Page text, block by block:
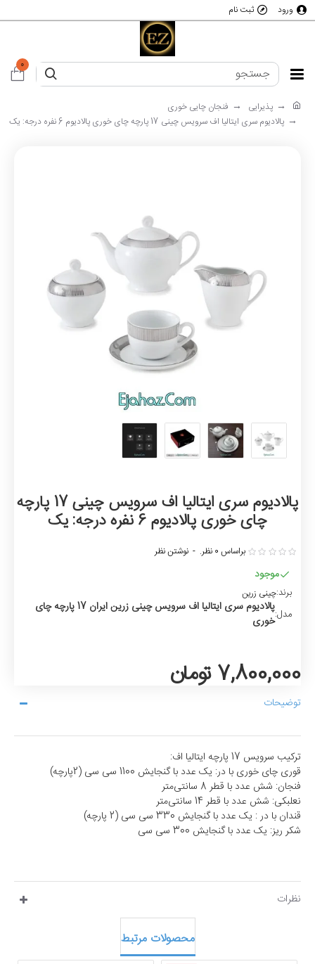
ورود ثبت نام
0
پذیرایی
فنجان چایی خوری
پالادیوم سری ایتالیا اف سرویس چینی 17 پارچه چای خوری پالادیوم 6 نفره درجه: یک
پالادیوم سری ایتالیا اف سرویس چینی 17 پارچه
چای خوری پالادیوم 6 نفره درجه: یک
موجود
برند:چینی زرین
مدل:
پالادیوم سری ایتالیا اف سرویس چینی زرین ایران 17 پارچه چای
خوری
براساس 0 نظر. - نوشتن نظر
7,800,000 تومان
توضیحات
ترکیب سرویس 17 پارچه ایتالیا اف:
قوری چای خوری با در: یک عدد با گنجایش 1100 سی سی (2پارچه)
فنجان: شش عدد با قطر 8 سانتی‌متر
نعلبکی: شش عدد با قطر 14 سانتی‌متر
قندان با در : یک عدد با گنجایش 330 سی سی (2 پارچه)
شکر ریز: یک عدد با گنجایش 300 سی سی
نظرات
محصولات مرتبط